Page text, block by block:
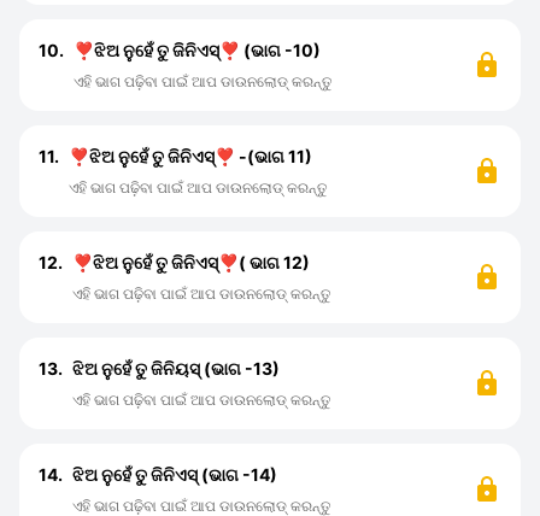
10. ❣️ଝିଅ ନୁହେଁ ତୁ ଜିନିଏସ୍❣️ (ଭାଗ -10)
ଏହି ଭାଗ ପଢ଼ିବା ପାଇଁ ଆପ ଡାଉନଲୋଡ୍ କରନ୍ତୁ
11. ❣️ଝିଅ ନୁହେଁ ତୁ ଜିନିଏସ୍❣️ -(ଭାଗ 11)
ଏହି ଭାଗ ପଢ଼ିବା ପାଇଁ ଆପ ଡାଉନଲୋଡ୍ କରନ୍ତୁ
12. ❣️ଝିଅ ନୁହେଁ ତୁ ଜିନିଏସ୍❣️( ଭାଗ 12)
ଏହି ଭାଗ ପଢ଼ିବା ପାଇଁ ଆପ ଡାଉନଲୋଡ୍ କରନ୍ତୁ
13. ଝିଅ ନୁହେଁ ତୁ ଜିନିୟସ୍ (ଭାଗ -13)
ଏହି ଭାଗ ପଢ଼ିବା ପାଇଁ ଆପ ଡାଉନଲୋଡ୍ କରନ୍ତୁ
14. ଝିଅ ନୁହେଁ ତୁ ଜିନିଏସ୍ (ଭାଗ -14)
ଏହି ଭାଗ ପଢ଼ିବା ପାଇଁ ଆପ ଡାଉନଲୋଡ୍ କରନ୍ତୁ